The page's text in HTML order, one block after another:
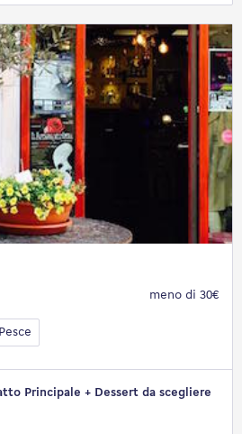
meno di 30€
Pesce
Principale + Dessert da scegliere